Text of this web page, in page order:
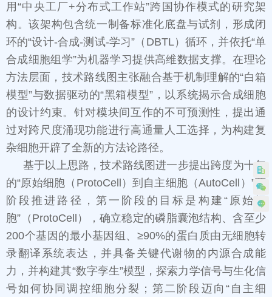
用“中央工厂+分布式工作站”跨国协作模式的研究架
构。该架构包含统一制备标准化底盘与试剂，形成闭
环的“设计-合成-测试-学习”（DBTL）循环，并依托“单
合成细胞组学”为机器学习提供高维数据支撑。在理论
方法层面，技术路线图主张融合基于机制理解的“白箱
模型”与数据驱动的“黑箱模型”，以系统揭示合成细胞
的设计约束。针对模块间互作的不可预测性，提出通
过对跨尺度涌现功能进行高通量人工选择，为构建复
杂细胞开辟了全新的方法论路径。
基于以上思路，技术路线图进一步提出跨度为十年
的“原始细胞（ProtoCell）到自主细胞（AutoCell）”两
阶段推进路径，第一阶段的目标是构建“原始细
胞”（ProtoCell），确立稳定的磷脂囊泡结构、含至少
200个基因的最小基因组、≥90%的蛋白质由无细胞转
录翻译系统表达，并具备关键代谢物的内源合成能
力，并构建其“数字孪生”模型，探索力学信号与生化信
号如何协同调控细胞分裂；第二阶段迈向“自主细